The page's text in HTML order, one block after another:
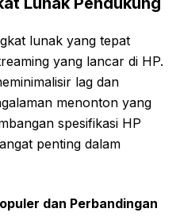
lunak yang tepat
yang lancar di HP.
lag dan
menonton yang
spesifikasi HP
penting dalam
dan Perbandingan